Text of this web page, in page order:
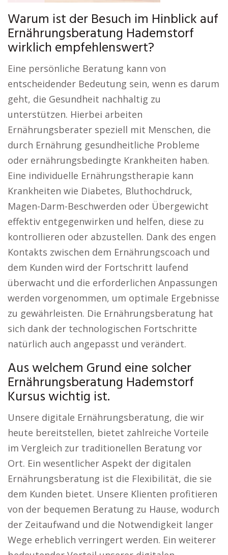
Warum ist der Besuch im Hinblick auf
Ernährungsberatung Hademstorf
wirklich empfehlenswert?
Eine persönliche Beratung kann von
entscheidender Bedeutung sein, wenn es darum
geht, die Gesundheit nachhaltig zu
unterstützen. Hierbei arbeiten
Ernährungsberater speziell mit Menschen, die
durch Ernährung gesundheitliche Probleme
oder ernährungsbedingte Krankheiten haben.
Eine individuelle Ernährungstherapie kann
Krankheiten wie Diabetes, Bluthochdruck,
Magen-Darm-Beschwerden oder Übergewicht
effektiv entgegenwirken und helfen, diese zu
kontrollieren oder abzustellen. Dank des engen
Kontakts zwischen dem Ernährungscoach und
dem Kunden wird der Fortschritt laufend
überwacht und die erforderlichen Anpassungen
werden vorgenommen, um optimale Ergebnisse
zu gewährleisten. Die Ernährungsberatung hat
sich dank der technologischen Fortschritte
natürlich auch angepasst und verändert.
Aus welchem Grund eine solcher
Ernährungsberatung Hademstorf
Kursus wichtig ist.
Unsere digitale Ernährungsberatung, die wir
heute bereitstellen, bietet zahlreiche Vorteile
im Vergleich zur traditionellen Beratung vor
Ort. Ein wesentlicher Aspekt der digitalen
Ernährungsberatung ist die Flexibilität, die sie
dem Kunden bietet. Unsere Klienten profitieren
von der bequemen Beratung zu Hause, wodurch
der Zeitaufwand und die Notwendigkeit langer
Wege erheblich verringert werden. Ein weiterer